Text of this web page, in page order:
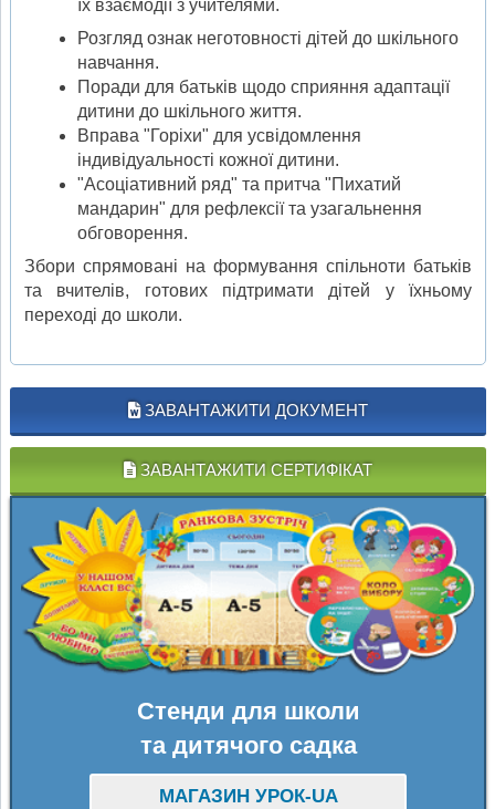
їх взаємодії з учителями.
Розгляд ознак неготовності дітей до шкільного
навчання.
Поради для батьків щодо сприяння адаптації
дитини до шкільного життя.
Вправа "Горіхи" для усвідомлення
індивідуальності кожної дитини.
"Асоціативний ряд" та притча "Пихатий
мандарин" для рефлексії та узагальнення
обговорення.
Збори спрямовані на формування спільноти батьків
та вчителів, готових підтримати дітей у їхньому
переході до школи.
ЗАВАНТАЖИТИ ДОКУМЕНТ
ЗАВАНТАЖИТИ СЕРТИФІКАТ
Стенди для школи
та дитячого садка
МАГАЗИН УРОК-UA